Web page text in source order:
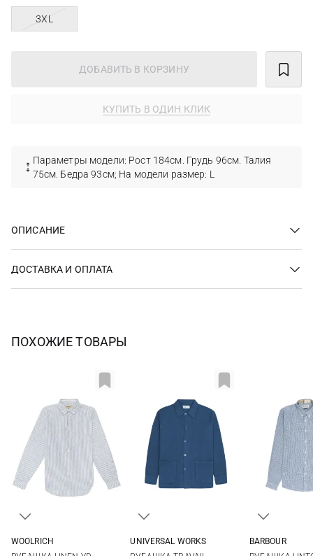
3XL
ДОБАВИТЬ В КОРЗИНУ
КУПИТЬ В ОДИН КЛИК
Параметры модели: Рост 184см. Грудь 96см. Талия
75см. Бедра 93см; На модели размер: L
ОПИСАНИЕ
ДОСТАВКА И ОПЛАТА
ПОХОЖИЕ ТОВАРЫ
WOOLRICH
UNIVERSAL WORKS
BARBOUR